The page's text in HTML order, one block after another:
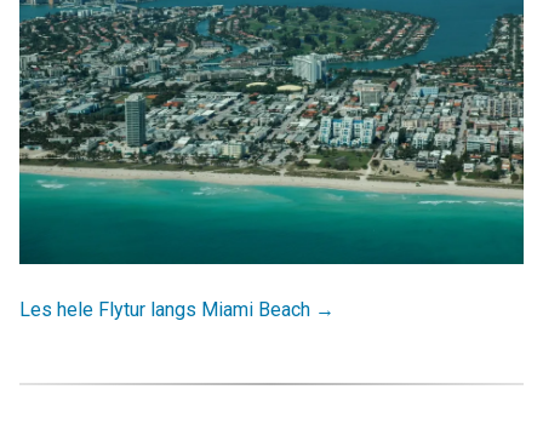
Les hele Flytur langs Miami Beach →